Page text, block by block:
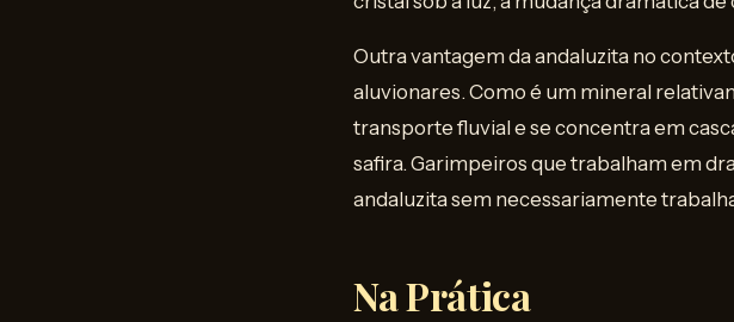
Outra vantagem da andaluzita no
aluvionares. Como é um mineral
transporte fluvial e se concentra em
safira. Garimpeiros que trabalham em
andaluzita sem necessariamente
Na Prática